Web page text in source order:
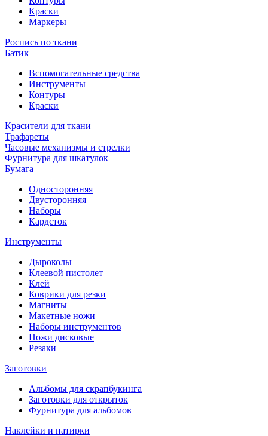
Краски
Маркеры
Роспись по ткани
Батик
Вспомогательные средства
Инструменты
Контуры
Краски
Красители для ткани
Трафареты
Часовые механизмы и стрелки
Фурнитура для шкатулок
Бумага
Односторонняя
Двусторонняя
Наборы
Кардсток
Инструменты
Дыроколы
Клеевой пистолет
Клей
Коврики для резки
Магниты
Макетные ножи
Наборы инструментов
Ножи дисковые
Резаки
Заготовки
Альбомы для скрапбукинга
Заготовки для открыток
Фурнитура для альбомов
Наклейки и натирки